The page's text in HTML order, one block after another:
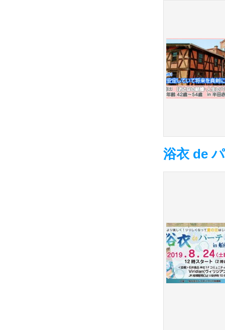
浴衣 de